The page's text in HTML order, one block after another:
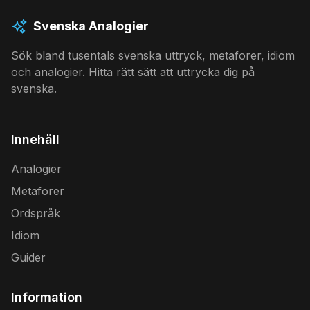
Svenska Analogier
Sök bland tusentals svenska uttryck, metaforer, idiom
och analogier. Hitta rätt sätt att uttrycka dig på
svenska.
Innehåll
Analogier
Metaforer
Ordspråk
Idiom
Guider
Information